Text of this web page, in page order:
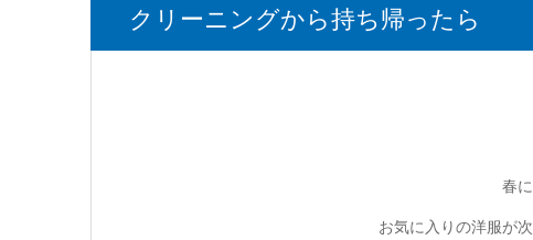
クリーニングから持ち帰ったら
春
お気に入りの洋服が